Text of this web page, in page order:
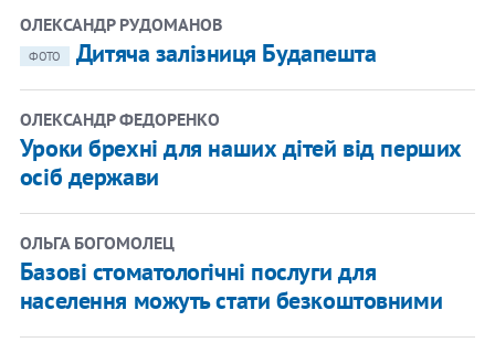
ОЛЕКСАНДР РУДОМАНОВ
ФОТО Дитяча залізниця Будапешта
ОЛЕКСАНДР ФЕДОРЕНКО
Уроки брехні для наших дітей від перших
осіб держави
ОЛЬГА БОГОМОЛЕЦ
Базові стоматологічні послуги для
населення можуть стати безкоштовними